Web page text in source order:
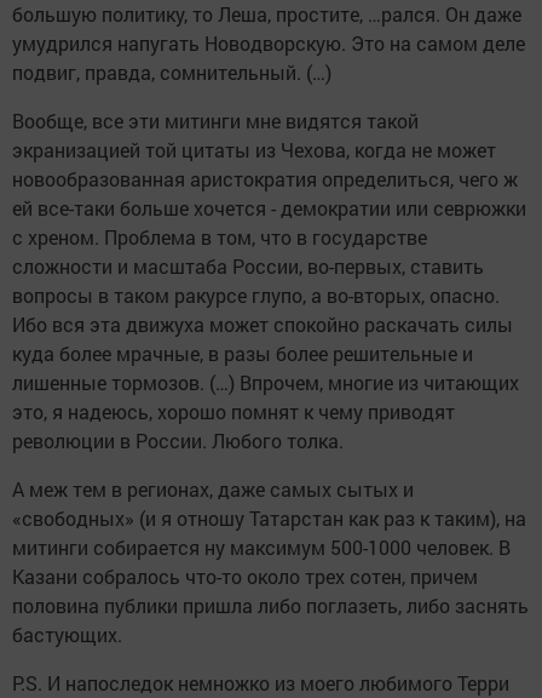
большую политику, то Леша, простите, …рался. Он даже
умудрился напугать Новодворскую. Это на самом деле
подвиг, правда, сомнительный. (…)
Вообще, все эти митинги мне видятся такой
экранизацией той цитаты из Чехова, когда не может
новообразованная аристократия определиться, чего ж
ей все-таки больше хочется - демократии или севрюжки
с хреном. Проблема в том, что в государстве
сложности и масштаба России, во-первых, ставить
вопросы в таком ракурсе глупо, а во-вторых, опасно.
Ибо вся эта движуха может спокойно раскачать силы
куда более мрачные, в разы более решительные и
лишенные тормозов. (…) Впрочем, многие из читающих
это, я надеюсь, хорошо помнят к чему приводят
революции в России. Любого толка.
А меж тем в регионах, даже самых сытых и
«свободных» (и я отношу Татарстан как раз к таким), на
митинги собирается ну максимум 500-1000 человек. В
Казани собралось что-то около трех сотен, причем
половина публики пришла либо поглазеть, либо заснять
бастующих.
P.S. И напоследок немножко из моего любимого Терри